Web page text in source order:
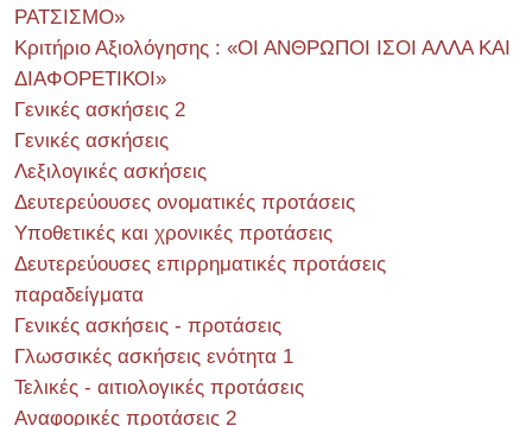
ΡΑΤΣΙΣΜΟ»
Κριτήριο Αξιολόγησης : «ΟΙ ΑΝΘΡΩΠΟΙ ΙΣΟΙ ΑΛΛΑ ΚΑΙ
ΔΙΑΦΟΡΕΤΙΚΟΙ»
Γενικές ασκήσεις 2
Γενικές ασκήσεις
Λεξιλογικές ασκήσεις
Δευτερεύουσες ονοματικές προτάσεις
Υποθετικές και χρονικές προτάσεις
Δευτερεύουσες επιρρηματικές προτάσεις
παραδείγματα
Γενικές ασκήσεις - προτάσεις
Γλωσσικές ασκήσεις ενότητα 1
Τελικές - αιτιολογικές προτάσεις
Αναφορικές προτάσεις 2